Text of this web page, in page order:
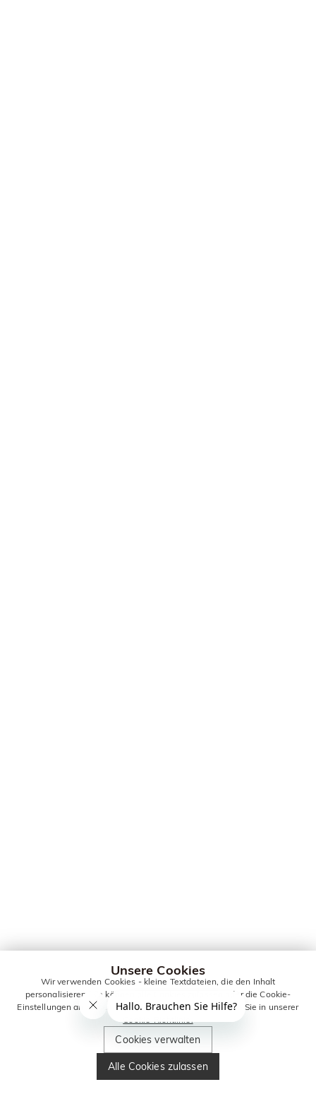
Unsere Cookies
Wir verwenden Cookies - kleine Textdateien, die den Inhalt
personalisieren. Sie können alle Cookies zulassen oder die Cookie-
Einstellungen anpassen. Weitere Informationen erhalten Sie in unserer
Cookie-Richtlinie.
Cookies verwalten
Alle Cookies zulassen